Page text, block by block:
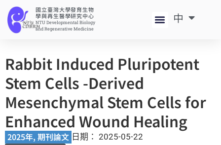
國立臺灣大學發育生物
學與再生醫學研究中心
NTU Developmental Biology
and Regenerative Medicine
中
EN
Rabbit Induced Pluripotent
Stem Cells -Derived
Mesenchymal Stem Cells for
Enhanced Wound Healing
2025年, 期刊論文 日期： 2025-05-22